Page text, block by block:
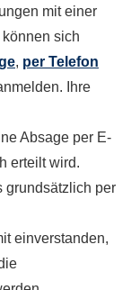
mit einer
sich
, per Telefon
Ihre
Absage per E-
erteilt wird.
grundsätzlich per
einverstanden,